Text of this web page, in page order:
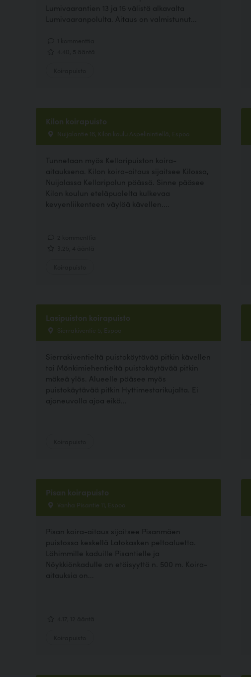
Lumivaarantien 13 ja 15 välistä alkavalta
Lumivaaranpolulta. Aitaus on valmistunut...
Kilon koirapuisto
Nuijalantie 16, Kilon koulu Aspelinintiellä, Espoo
Tunnetaan myös Kellaripuiston koira-
aitauksena. Kilon koira-aitaus sijaitsee Kilossa,
Nuijalassa Kellaripolun päässä. Sinne pääsee
Kilon koulun eteläpuolelta kulkevaa
kevyenliikenteen väylää kävellen....
Lasipuiston koirapuisto
Sierrakiventie 5, Espoo
Sierrakiventieltä puistokäytävää pitkin kävellen
tai Mönkimiehentieltä puistokäytävää pitkin
mäkeä ylös. Alueelle pääsee myös
puistokäytävää pitkin Hyttimestarikujalta. Ei
ajoneuvolla ajoa eikä...
Pisan koirapuisto
Vanha Pisantie 11, Espoo
Pisan koira-aitaus sijaitsee Pisanmäen
puistossa keskellä Latokasken peltoaluetta.
Lähimmille kaduille Pisantielle ja
Nöykkiönkadulle on etäisyyttä n. 500 m. Koira-
aitauksia on...